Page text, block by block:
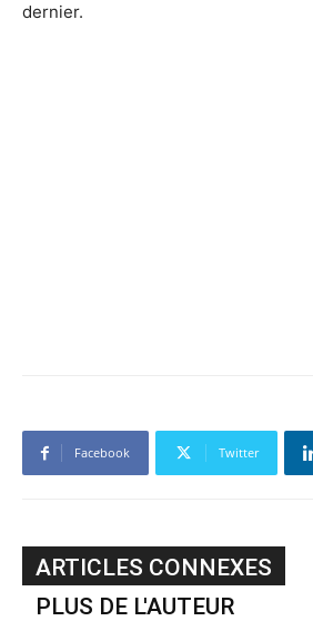
dernier.
Facebook Twitter
ARTICLES CONNEXES
PLUS DE L'AUTEUR